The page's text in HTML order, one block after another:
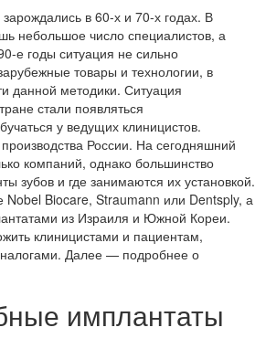
в 60-х и 70-х годах. В
небольшое число специалистов, а
е годы ситуация не сильно
товары и технологии, в
данной методики. Ситуация
стали появляться
у ведущих клиницистов.
России. На сегодняшний
компаний, однако большинство
зубов и где занимаются их установкой.
Biocare, Straumann или Dentsply, а
из Израиля и Южной Кореи.
клиницистами и пациентам,
Далее — подробнее о
имплантаты